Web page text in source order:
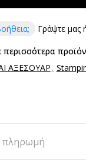
Γράψτε μας
περισσότερα
ΑΞΕΣΟΥΑΡ
πληρωμή